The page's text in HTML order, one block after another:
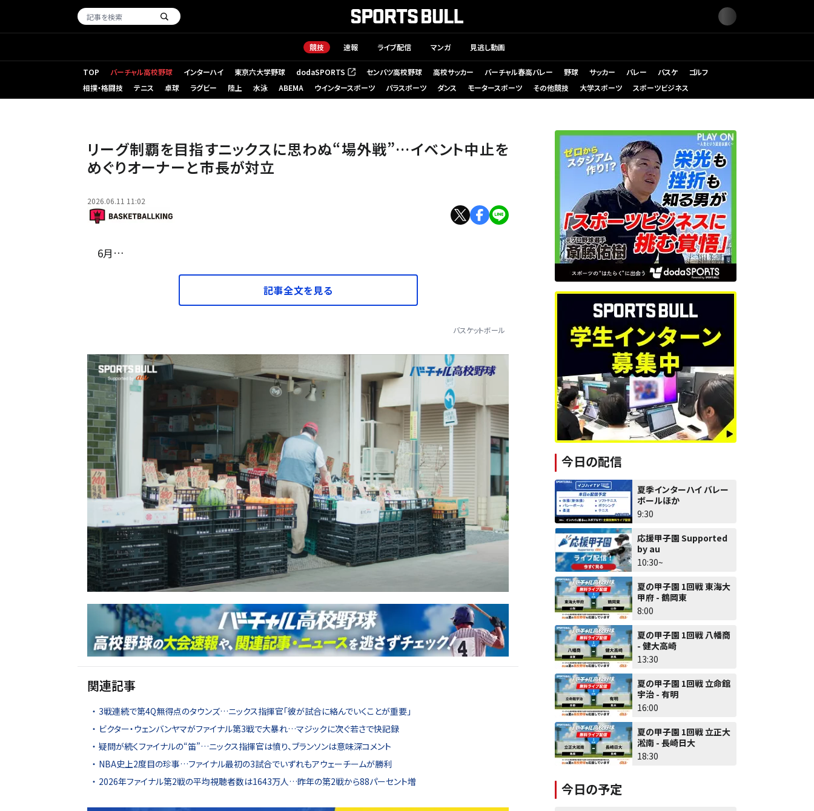
競技 速報 ライブ配信 マンガ 見逃し動画
TOP バーチャル高校野球 インターハイ 東京六大学野球 dodaSPORTS
（新しいタブで開く） センバツ高校野球 高校サッカー バーチャル春高バレー 野球 サッカー バレー バスケ
ゴルフ
相撲・格闘技
テニス 卓球 ラグビー 陸上 水泳 ABEMA ウインタースポーツ パラスポーツ ダンス モータースポーツ その他競技 大学スポーツ スポーツビジネス
リーグ制覇を目指すニックスに思わぬ“場外戦”…イベント中止を
めぐりオーナーと市長が対立
2026.06.11 11:02
6月…
記事全文を見る
バスケットボール
関連記事
3戦連続で第4Q無得点のタウンズ…ニックス指揮官「彼が試合に絡んでいくことが重要」
ビクター・ウェンバンヤマがファイナル第3戦で大暴れ…マジックに次ぐ若さで快記録
疑問が続くファイナルの“笛”…ニックス指揮官は憤り、ブランソンは意味深コメント
NBA史上2度目の珍事…ファイナル最初の3試合でいずれもアウェーチームが勝利
2026年ファイナル第2戦の平均視聴者数は1643万人…昨年の第2戦から88パーセント増
今日の配信
夏季インターハイ バレー
ボールほか
9:30
応援甲子園 Supported
by au
10:30~
夏の甲子園 1回戦 東海大
甲府 - 鶴岡東
8:00
夏の甲子園 1回戦 八幡商
- 健大高崎
13:30
夏の甲子園 1回戦 立命館
宇治 - 有明
16:00
夏の甲子園 1回戦 立正大
淞南 - 長崎日大
18:30
今日の予定